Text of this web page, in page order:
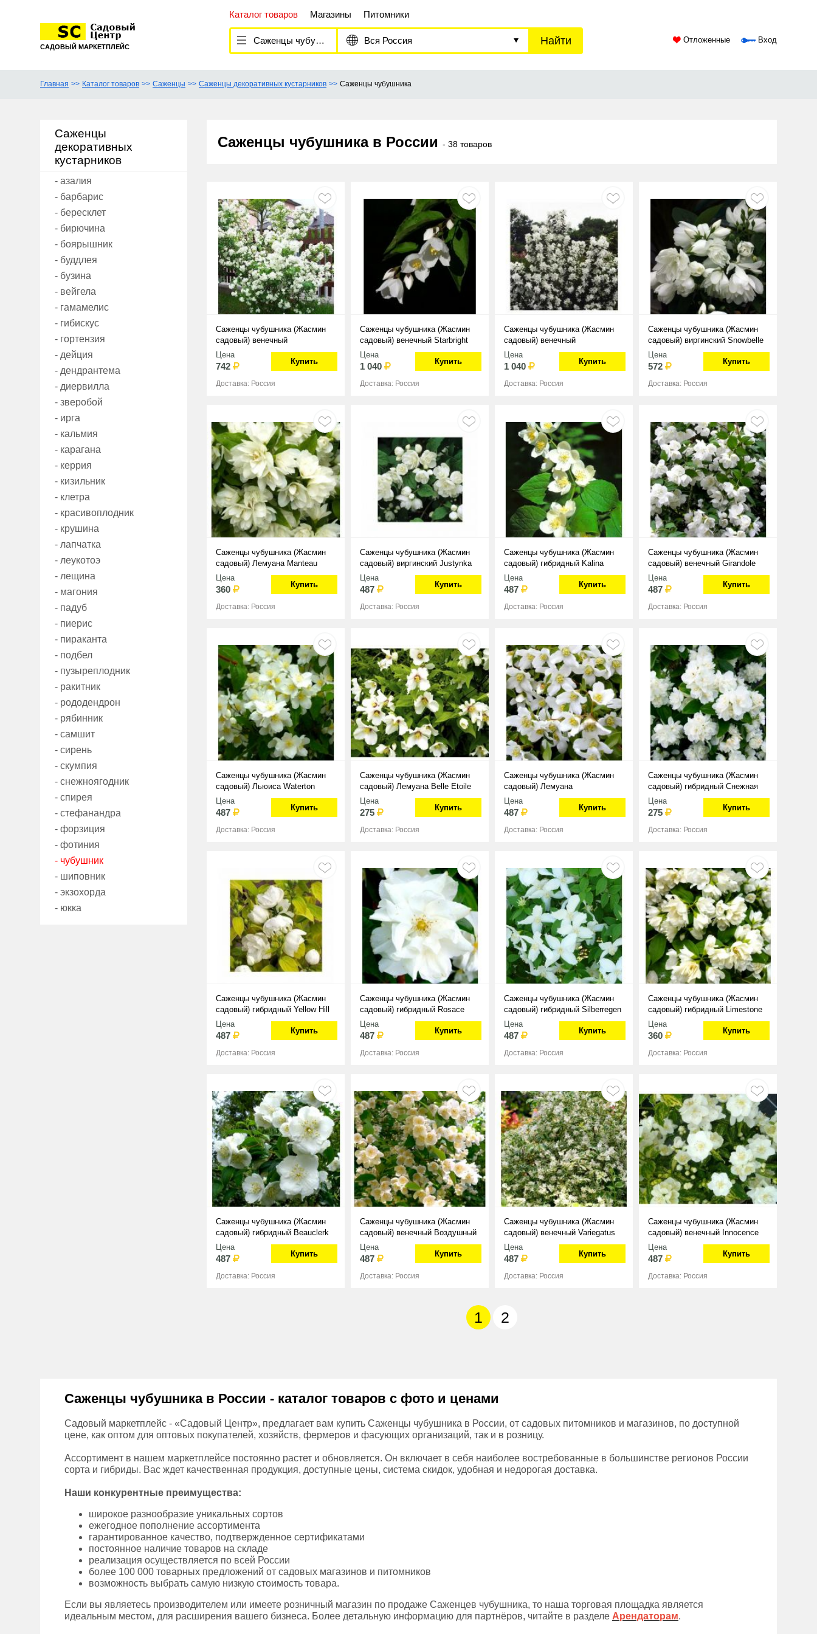
САДОВЫЙ МАРКЕТПЛЕЙС
Каталог товаров Магазины Питомники
Саженцы чубушника Вся Россия Найти Отложенные Вход
Главная Каталог товаров Саженцы Саженцы декоративных кустарников Саженцы чубушника
Саженцы
декоративных
кустарников
- азалия
- барбарис
- бересклет
- бирючина
- боярышник
- буддлея
- бузина
- вейгела
- гамамелис
- гибискус
- гортензия
- дейция
- дендрантема
- диервилла
- зверобой
- ирга
- кальмия
- карагана
- керрия
- кизильник
- клетра
- красивоплодник
- крушина
- лапчатка
- леукотоэ
- лещина
- магония
- падуб
- пиерис
- пираканта
- подбел
- пузыреплодник
- ракитник
- рододендрон
- рябинник
- самшит
- сирень
- скумпия
- снежноягодник
- спирея
- стефанандра
- форзиция
- фотиния
- чубушник
- шиповник
- экзохорда
- юкка
Саженцы чубушника в России - 38 товаров
Саженцы чубушника (Жасмин
садовый) венечный
Schneesturm
Цена
742 Купить
Доставка: Россия
Саженцы чубушника (Жасмин
садовый) венечный Starbright
Цена
1 040 Купить
Доставка: Россия
Саженцы чубушника (Жасмин
садовый) венечный
Комсомолец
Цена
1 040 Купить
Доставка: Россия
Саженцы чубушника (Жасмин
садовый) виргинский Snowbelle
Цена
572 Купить
Доставка: Россия
Саженцы чубушника (Жасмин
садовый) Лемуана Manteau
d'Hermine
Цена
360 Купить
Доставка: Россия
Саженцы чубушника (Жасмин
садовый) виргинский Justynka
Цена
487 Купить
Доставка: Россия
Саженцы чубушника (Жасмин
садовый) гибридный Kalina
Цена
487 Купить
Доставка: Россия
Саженцы чубушника (Жасмин
садовый) венечный Girandole
Цена
487 Купить
Доставка: Россия
Саженцы чубушника (Жасмин
садовый) Льюиса Waterton
Цена
487 Купить
Доставка: Россия
Саженцы чубушника (Жасмин
садовый) Лемуана Belle Etoile
Цена
275 Купить
Доставка: Россия
Саженцы чубушника (Жасмин
садовый) Лемуана
Цена
487 Купить
Доставка: Россия
Саженцы чубушника (Жасмин
садовый) гибридный Снежная
Буря
Цена
275 Купить
Доставка: Россия
Саженцы чубушника (Жасмин
садовый) гибридный Yellow Hill
Цена
487 Купить
Доставка: Россия
Саженцы чубушника (Жасмин
садовый) гибридный Rosace
Цена
487 Купить
Доставка: Россия
Саженцы чубушника (Жасмин
садовый) гибридный Silberregen
Цена
487 Купить
Доставка: Россия
Саженцы чубушника (Жасмин
садовый) гибридный Limestone
(Alabasrite)
Цена
360 Купить
Доставка: Россия
Саженцы чубушника (Жасмин
садовый) гибридный Beauclerk
Цена
487 Купить
Доставка: Россия
Саженцы чубушника (Жасмин
садовый) венечный Воздушный
Десант
Цена
487 Купить
Доставка: Россия
Саженцы чубушника (Жасмин
садовый) венечный Variegatus
Цена
487 Купить
Доставка: Россия
Саженцы чубушника (Жасмин
садовый) венечный Innocence
Цена
487 Купить
Доставка: Россия
1 2
Саженцы чубушника в России - каталог товаров с фото и ценами
Садовый маркетплейс - «Садовый Центр», предлагает вам купить Саженцы чубушника в России, от садовых питомников и магазинов, по доступной
цене, как оптом для оптовых покупателей, хозяйств, фермеров и фасующих организаций, так и в розницу.
Ассортимент в нашем маркетплейсе постоянно растет и обновляется. Он включает в себя наиболее востребованные в большинстве регионов России
сорта и гибриды. Вас ждет качественная продукция, доступные цены, система скидок, удобная и недорогая доставка.
Наши конкурентные преимущества:
широкое разнообразие уникальных сортов
ежегодное пополнение ассортимента
гарантированное качество, подтвержденное сертификатами
постоянное наличие товаров на складе
реализация осуществляется по всей России
более 100 000 товарных предложений от садовых магазинов и питомников
возможность выбрать самую низкую стоимость товара.
Если вы являетесь производителем или имеете розничный магазин по продаже Саженцев чубушника, то наша торговая площадка является
идеальным местом, для расширения вашего бизнеса. Более детальную информацию для партнёров, читайте в разделе Арендаторам.